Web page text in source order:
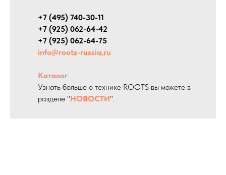
+7 (495) 740-30-11
+7 (925) 062-64-42
+7 (925) 062-64-75
info@roots-russia.ru
Каталог
Узнать больше о технике ROOTS вы можете в
разделе "НОВОСТИ".